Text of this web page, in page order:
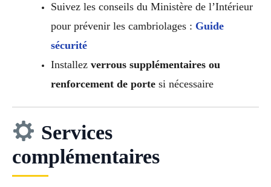
Suivez les conseils du Ministère de l’Intérieur
pour prévenir les cambriolages : Guide
sécurité
Installez verrous supplémentaires ou
renforcement de portesi nécessaire
Services
complémentaires